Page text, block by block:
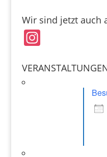
e
b
o
o
k
l
A
p
Wir sind jetzt auch
In
a